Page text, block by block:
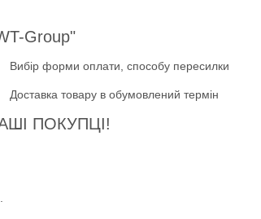
Group"
Вибір форми оплати, способу пересилки
Доставка товару в обумовлений термін
ПОКУПЦІ!